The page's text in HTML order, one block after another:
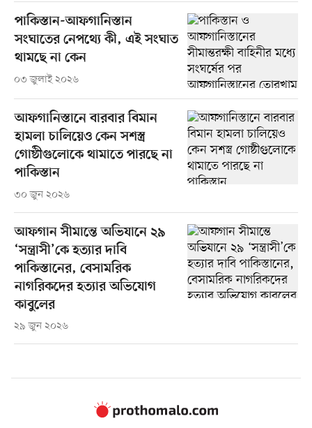
পাকিস্তান-আফগানিস্তান
সংঘাতের নেপথ্যে কী, এই সংঘাত
থামছে না কেন
০৩ জুলাই ২০২৬
আফগানিস্তানে বারবার বিমান
হামলা চালিয়েও কেন সশস্ত্র
গোষ্ঠীগুলোকে থামাতে পারছে না
পাকিস্তান
৩০ জুন ২০২৬
আফগান সীমান্তে অভিযানে ২৯
‘সন্ত্রাসী’কে হত্যার দাবি
পাকিস্তানের, বেসামরিক
নাগরিকদের হত্যার অভিযোগ
কাবুলের
২৯ জুন ২০২৬